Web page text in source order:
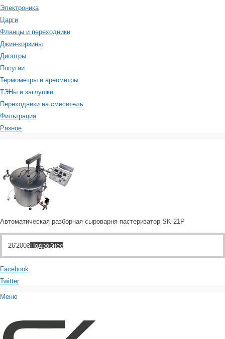
Электроника
Царги
Фланцы и переходники
Джин-корзины
Диоптры
Попугаи
Термометры и ареометры
ТЭНы и заглушки
Переходники на смеситель
Фильтрация
Разное
Автоматическая разборная сыроварня-пастеризатор SK-21Р
26'200₴Подробнее
Facebook
Twitter
Меню